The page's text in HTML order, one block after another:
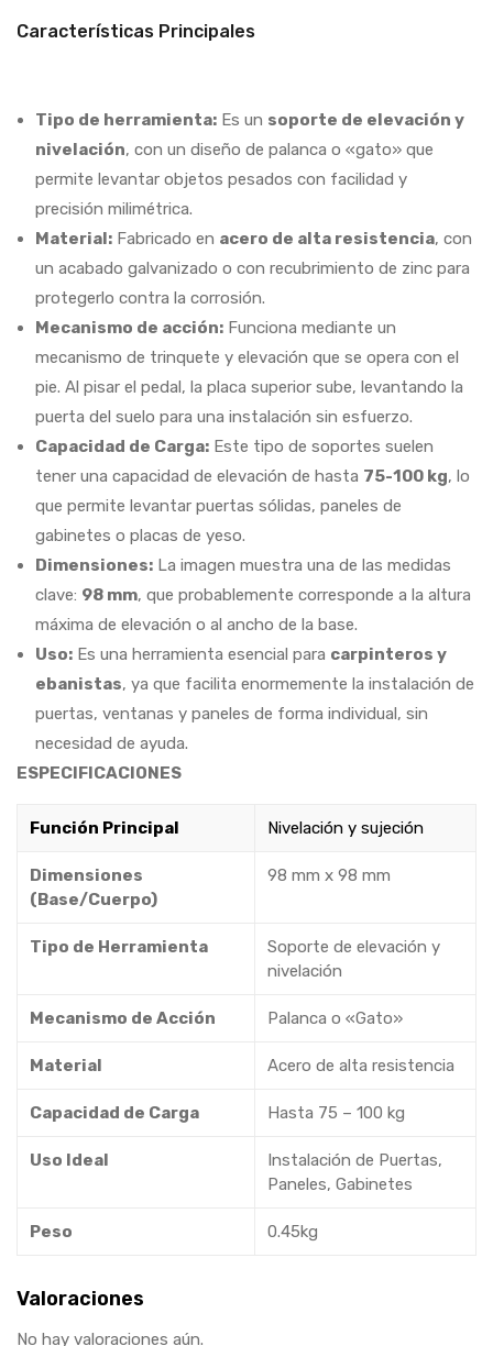
Características Principales
Tipo de herramienta: Es un soporte de elevación y
nivelación, con un diseño de palanca o «gato» que
permite levantar objetos pesados con facilidad y
precisión milimétrica.
Material: Fabricado en acero de alta resistencia, con
un acabado galvanizado o con recubrimiento de zinc para
protegerlo contra la corrosión.
Mecanismo de acción: Funciona mediante un
mecanismo de trinquete y elevación que se opera con el
pie. Al pisar el pedal, la placa superior sube, levantando la
puerta del suelo para una instalación sin esfuerzo.
Capacidad de Carga: Este tipo de soportes suelen
tener una capacidad de elevación de hasta 75-100 kg, lo
que permite levantar puertas sólidas, paneles de
gabinetes o placas de yeso.
Dimensiones: La imagen muestra una de las medidas
clave: 98 mm, que probablemente corresponde a la altura
máxima de elevación o al ancho de la base.
Uso: Es una herramienta esencial para carpinteros y
ebanistas, ya que facilita enormemente la instalación de
puertas, ventanas y paneles de forma individual, sin
necesidad de ayuda.
ESPECIFICACIONES
Función Principal Nivelación y sujeción
Dimensiones
(Base/Cuerpo)
98 mm x 98 mm
Tipo de Herramienta
Soporte de elevación y
nivelación
Mecanismo de Acción Palanca o «Gato»
Material Acero de alta resistencia
Capacidad de Carga Hasta 75 – 100 kg
Uso Ideal
Instalación de Puertas,
Paneles, Gabinetes
Peso 0.45kg
Valoraciones
No hay valoraciones aún.